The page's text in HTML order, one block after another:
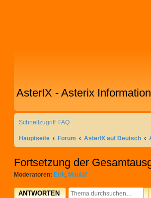
AsterIX - Asterix
Schnellzugriff FAQ
Hauptseite Forum AsterIX auf Deutsch
Fortsetzung der
Moderatoren: Erik, Maulaf
ANTWORTEN